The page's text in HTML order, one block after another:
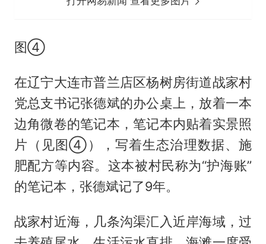
图④
在辽宁大连市普兰店区杨树房街道战家村
党总支书记张德斌的办公桌上，放着一本
边角微卷的笔记本，笔记本内贴着实景照
片（见图④），写着生态治理数据、施
肥配方等内容。这本被村民称为“护海账”
的笔记本，张德斌记了9年。
战家村近海，几条沟渠汇入近岸海域，过